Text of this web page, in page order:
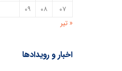
۰۷
۰۸
۰۹
« تیر
اخبار و رویدادها